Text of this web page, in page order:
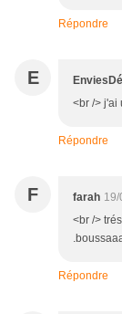
Répondre
E
<br /> j'ai
Répondre
F farah
<br />
Répondre